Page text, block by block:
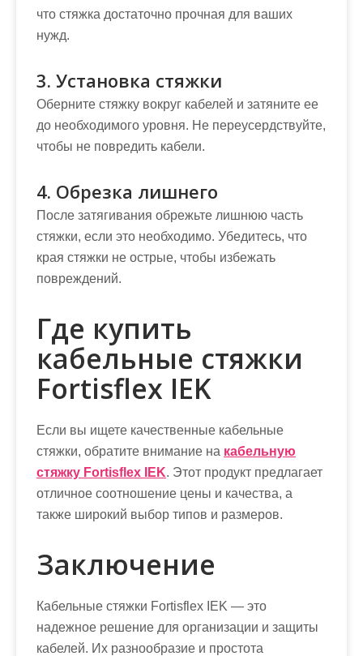
что стяжка достаточно прочная для ваших
нужд.
3. Установка стяжки
Оберните стяжку вокруг кабелей и затяните ее
до необходимого уровня. Не переусердствуйте,
чтобы не повредить кабели.
4. Обрезка лишнего
После затягивания обрежьте лишнюю часть
стяжки, если это необходимо. Убедитесь, что
края стяжки не острые, чтобы избежать
повреждений.
Где купить
кабельные стяжки
Fortisflex IEK
Если вы ищете качественные кабельные
стяжки, обратите внимание на кабельную
стяжку Fortisflex IEK. Этот продукт предлагает
отличное соотношение цены и качества, а
также широкий выбор типов и размеров.
Заключение
Кабельные стяжки Fortisflex IEK — это
надежное решение для организации и защиты
кабелей. Их разнообразие и простота